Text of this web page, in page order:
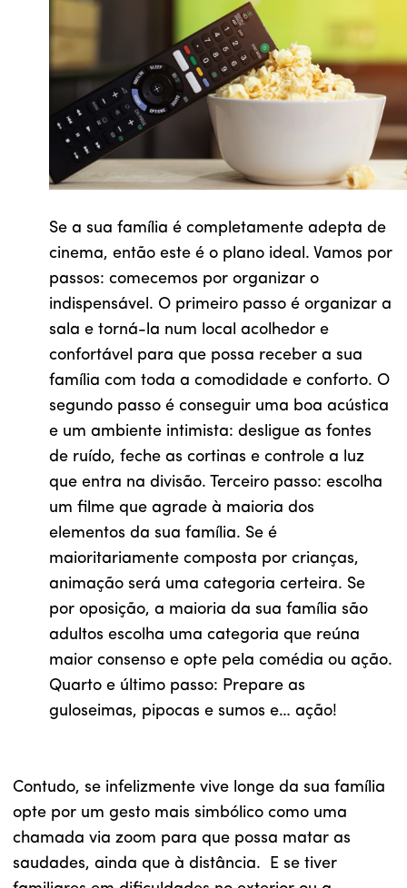
Se a sua família é completamente adepta de
cinema, então este é o plano ideal. Vamos por
passos: comecemos por organizar o
indispensável. O primeiro passo é organizar a
sala e torná-la num local acolhedor e
confortável para que possa receber a sua
família com toda a comodidade e conforto. O
segundo passo é conseguir uma boa acústica
e um ambiente intimista: desligue as fontes
de ruído, feche as cortinas e controle a luz
que entra na divisão. Terceiro passo: escolha
um filme que agrade à maioria dos
elementos da sua família. Se é
maioritariamente composta por crianças,
animação será uma categoria certeira. Se
por oposição, a maioria da sua família são
adultos escolha uma categoria que reúna
maior consenso e opte pela comédia ou ação.
Quarto e último passo: Prepare as
guloseimas, pipocas e sumos e… ação!
Contudo, se infelizmente vive longe da sua família
opte por um gesto mais simbólico como uma
chamada via zoom para que possa matar as
saudades, ainda que à distância. E se tiver